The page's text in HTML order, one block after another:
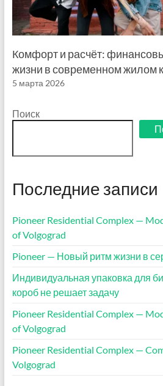
Комфорт и расчёт:
жизни в современном жилом
5 марта 2026
Поиск
Последние записи
Pioneer Residential Complex —
of Volgograd
Pioneer — Новый ритм жизни в
Индивидуальная упаковка для
короб не решает задачу
Pioneer Residential Complex —
of Volgograd
Pioneer Residential Complex —
Volgograd